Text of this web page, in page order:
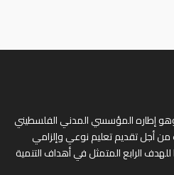
إطاره المؤسسي المدني الفلسطيني
من أجل تقديم تعليم نوعي وإلزامي
الرابع المتمثل في أهداف التنمية